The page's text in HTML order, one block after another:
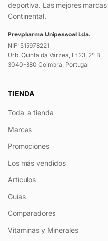
deportiva. Las mejores
Continental.
Prevpharma Unipessoal Lda.
NIF: 515978221
Urb. Quinta da Várzea, Lt 23, 2º B
3040-380 Coimbra, Portugal
TIENDA
Toda la tienda
Marcas
Promociones
Los más vendidos
Artículos
Guías
Comparadores
Vitaminas y Minerales